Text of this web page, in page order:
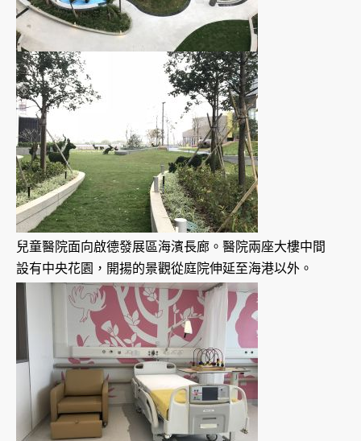
兒童醫院面向啟德發展區海濱長廊。醫院兩座大樓中間
設有中央花園，開揚的景觀從庭院伸延至海港以外。